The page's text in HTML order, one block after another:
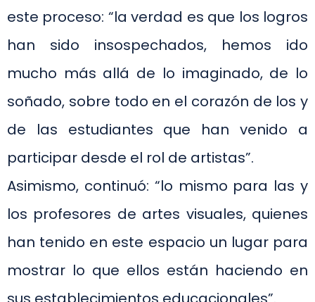
este proceso: “la verdad es que los logros
han sido insospechados, hemos ido
mucho más allá de lo imaginado, de lo
soñado, sobre todo en el corazón de los y
de las estudiantes que han venido a
participar desde el rol de artistas”.
Asimismo, continuó: “lo mismo para las y
los profesores de artes visuales, quienes
han tenido en este espacio un lugar para
mostrar lo que ellos están haciendo en